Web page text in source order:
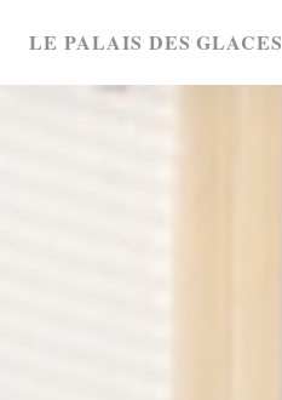
LE PALAIS DES GLACES